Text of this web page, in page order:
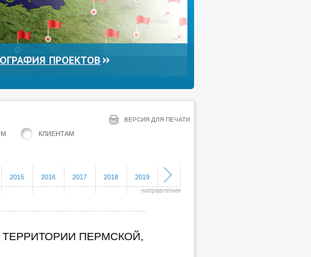
ПРОЕКТОВ
ВЕРСИЯ ДЛЯ ПЕЧАТИ
КЛИЕНТАМ
2015 2016 2017 2018
2019
направления
ТЕРРИТОРИИ ПЕРМСКОЙ,